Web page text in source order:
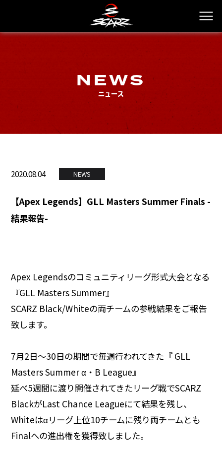
NEWS
ニュース
2020.08.04 NEWS
【Apex Legends】GLL Masters Summer Finals -
結果報告-
Apex Legendsのコミュニティリーグ形式大会となる
『GLL Masters Summer』
SCARZ Black/Whiteの両チームの参戦結果をご報告
致します。
7月2日～30日の期間で毎週行われてきた『 GLL
Masters Summer α・B League』
延べ5週間に渡り開催されてきたリーグ戦でSCARZ
BlackがLast Chance Leagueにて結果を残し、
Whiteはαリーグ上位10チームに残り両チームとも
Finalへの進出権を獲得致しました。